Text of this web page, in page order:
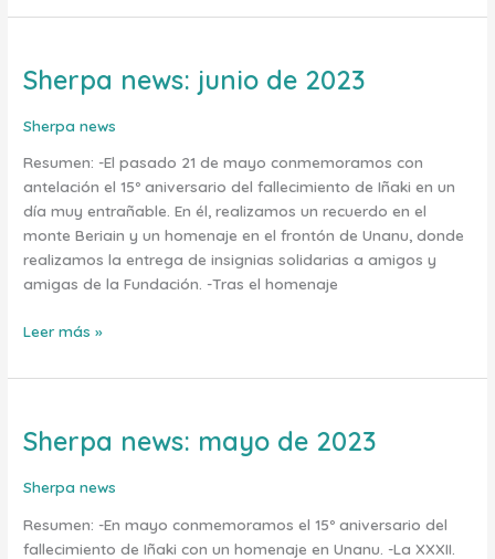
Sherpa news: junio de 2023
Sherpa news
Resumen: -El pasado 21 de mayo conmemoramos con
antelación el 15º aniversario del fallecimiento de Iñaki en un
día muy entrañable. En él, realizamos un recuerdo en el
monte Beriain y un homenaje en el frontón de Unanu, donde
realizamos la entrega de insignias solidarias a amigos y
amigas de la Fundación. -Tras el homenaje
Sherpa
junio
2023
Leer más »
Sherpa news: mayo de 2023
Sherpa news
Resumen: -En mayo conmemoramos el 15º aniversario del
fallecimiento de Iñaki con un homenaje en Unanu. -La XXXII.
Sherpa
mayo
2023